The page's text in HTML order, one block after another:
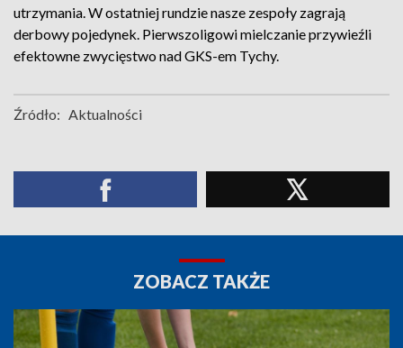
utrzymania. W ostatniej rundzie nasze zespoły zagrają
derbowy pojedynek. Pierwszoligowi mielczanie przywieźli
efektowne zwycięstwo nad GKS-em Tychy.
Źródło: Aktualności
ZOBACZ TAKŻE